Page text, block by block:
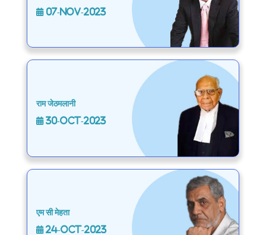
07-Nov-2023
राम जेठमलानी
30-Oct-2023
एम सी मेहता
24-Oct-2023